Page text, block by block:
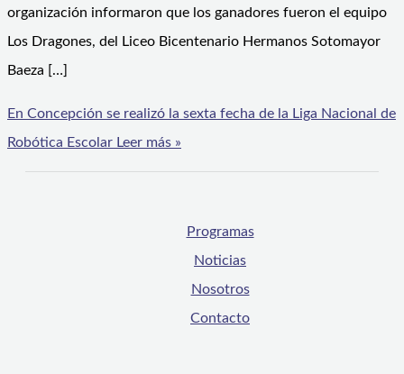
organización informaron que los ganadores fueron el equipo
Los Dragones, del Liceo Bicentenario Hermanos Sotomayor
Baeza […]
En Concepción se realizó la sexta fecha de la Liga Nacional de
Robótica Escolar Leer más »
Programas
Noticias
Nosotros
Contacto